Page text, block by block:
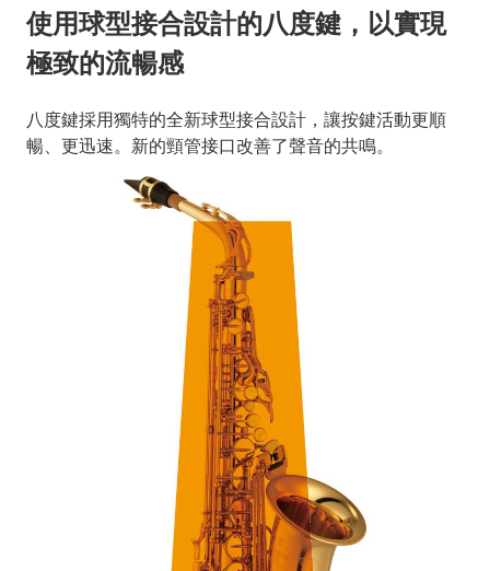
使用球型接合設計的八度鍵，以實現
極致的流暢感
八度鍵採用獨特的全新球型接合設計，讓按鍵活動更順
暢、更迅速。新的頸管接口改善了聲音的共鳴。